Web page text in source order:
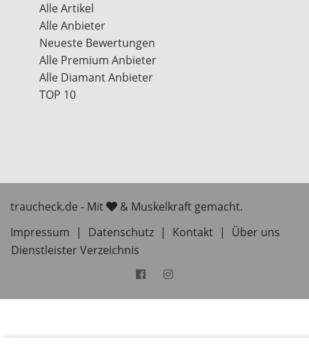
Alle Artikel
Alle Anbieter
Neueste Bewertungen
Alle Premium Anbieter
Alle Diamant Anbieter
TOP 10
traucheck.de - Mit
& Muskelkraft gemacht.
Impressum
| Datenschutz | Kontakt |
Über uns
Dienstleister Verzeichnis